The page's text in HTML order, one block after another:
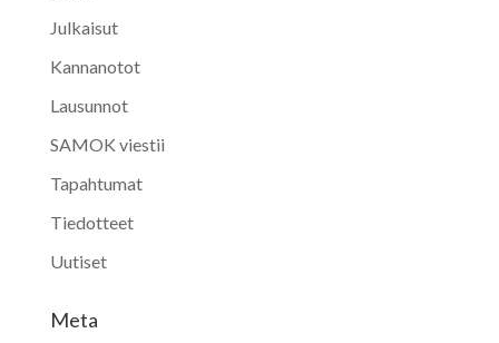
Julkaisut
Kannanotot
Lausunnot
SAMOK viestii
Tapahtumat
Tiedotteet
Uutiset
Meta